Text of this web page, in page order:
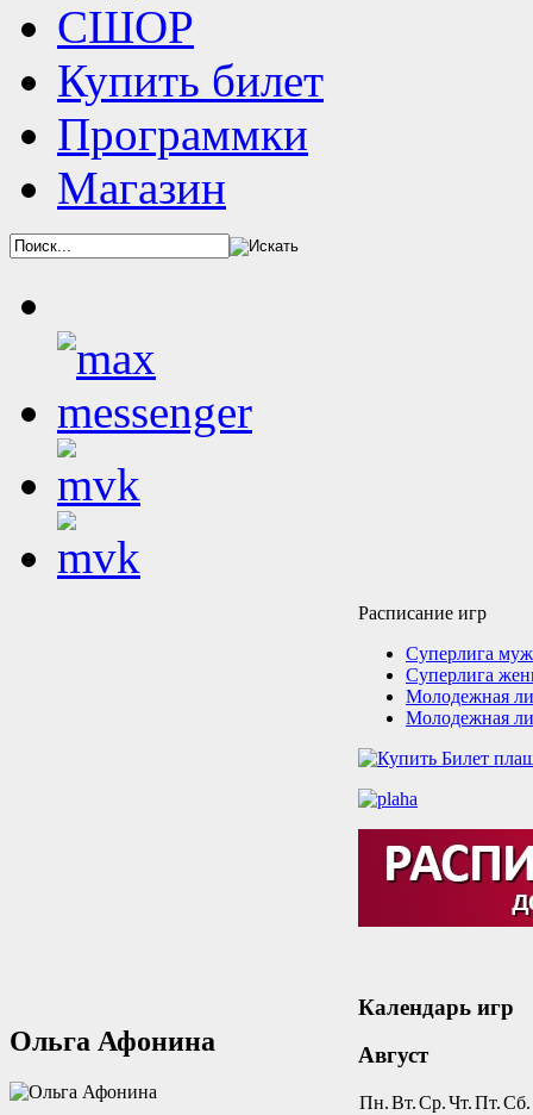
СШОР
Купить билет
Программки
Магазин
Ольга Афонина
Расписание игр
Суперлига
Суперлига
Молодежная
Молодежная
Календарь игр
Август
Пн.Вт.Ср.Чт.Пт.Сб.